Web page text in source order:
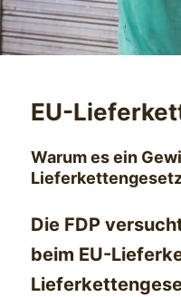
EU-
Warum es ein
Die FDP
beim EU-